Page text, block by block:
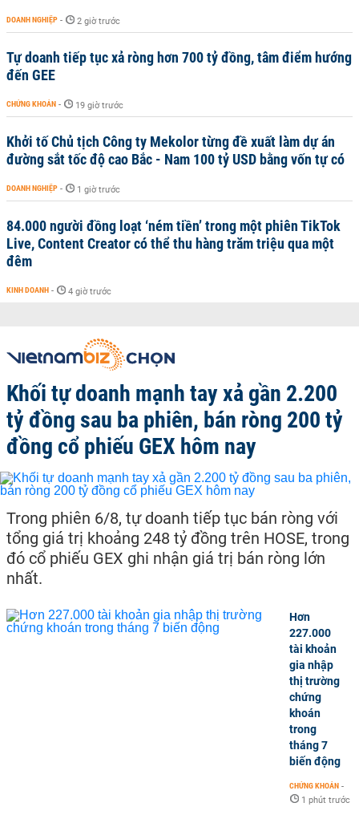
DOANH NGHIỆP - 2 giờ trước
Tự doanh tiếp tục xả ròng hơn 700 tỷ đồng, tâm điểm hướng
đến GEE
CHỨNG KHOÁN - 19 giờ trước
Khởi tố Chủ tịch Công ty Mekolor từng đề xuất làm dự án
đường sắt tốc độ cao Bắc - Nam 100 tỷ USD bằng vốn tự có
DOANH NGHIỆP - 1 giờ trước
84.000 người đồng loạt ‘ném tiền’ trong một phiên TikTok
Live, Content Creator có thể thu hàng trăm triệu qua một
đêm
KINH DOANH - 4 giờ trước
Khối tự doanh mạnh tay xả gần 2.200
tỷ đồng sau ba phiên, bán ròng 200 tỷ
đồng cổ phiếu GEX hôm nay
Trong phiên 6/8, tự doanh tiếp tục bán ròng với
tổng giá trị khoảng 248 tỷ đồng trên HOSE, trong
đó cổ phiếu GEX ghi nhận giá trị bán ròng lớn
nhất.
Hơn
227.000
tài khoản
gia nhập
thị trường
chứng
khoán
trong
tháng 7
biến động
CHỨNG KHOÁN -
1 phút trước